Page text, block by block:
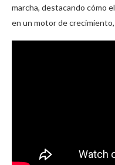
marcha, destacando cómo
en un motor de